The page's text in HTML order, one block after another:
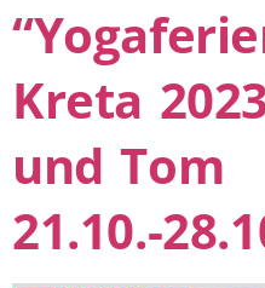
Kreta
und Tom
21.10.-